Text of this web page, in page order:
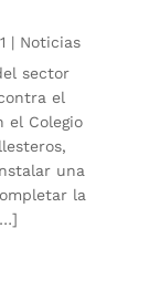
| Noticias
sector
el
el Colegio
una
la